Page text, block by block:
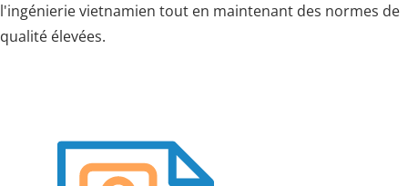
l'ingénierie vietnamien tout en maintenant des normes de
qualité élevées.